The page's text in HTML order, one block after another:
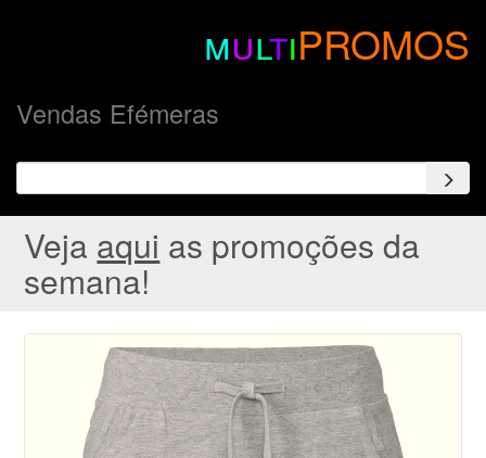
multiPROMOS
Vendas Efémeras
Veja aqui as promoções da
semana!